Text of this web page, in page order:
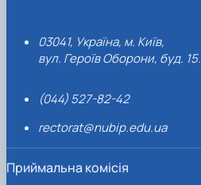
03041, Україна, м. Київ,
вул. Героїв Оборони, буд. 15.
(044) 527-82-42
rectorat@nubip.edu.ua
Приймальна комісія